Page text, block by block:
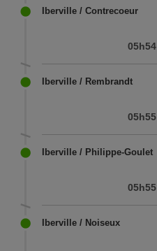
Iberville / Contrecoeur
05h54
Iberville / Rembrandt
05h55
Iberville / Philippe-Goulet
05h55
Iberville / Noiseux